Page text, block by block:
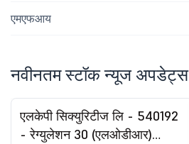
एमएफआय
नवीनतम स्टॉक न्यूज अपडेट्स
एलकेपी सिक्युरिटीज लि - 540192
- रेग्युलेशन 30 (एलओडीआर)